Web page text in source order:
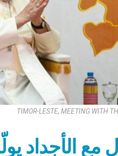
TIMOR-LESTE, MEETING WITH
مع الأجداد